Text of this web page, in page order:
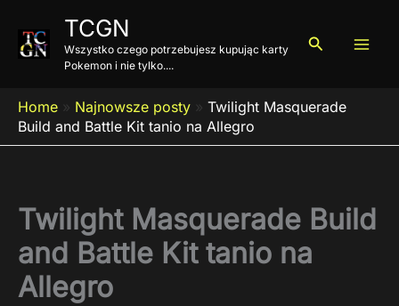
treści
TCGN
Wszystko czego potrzebujesz kupując karty
Pokemon i nie tylko....
Szukaj
Home » Najnowsze posty » Twilight Masquerade
Build and Battle Kit tanio na Allegro
Twilight Masquerade Build
and Battle Kit tanio na
Allegro